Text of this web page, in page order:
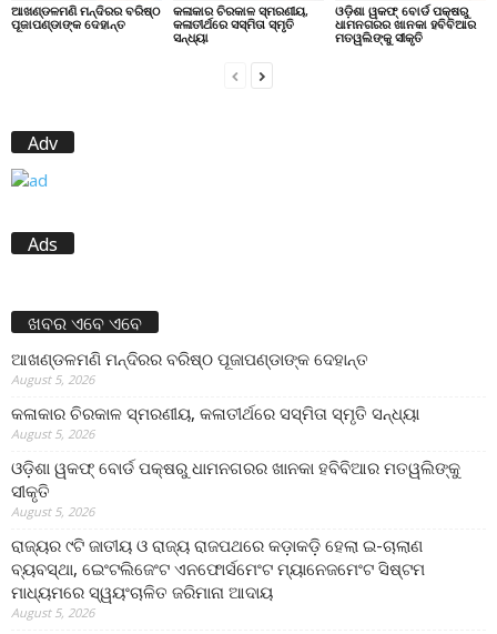
ଆଖଣ୍ଡଳମଣି ମନ୍ଦିରର ବରିଷ୍ଠ
ପୂଜାପଣ୍ଡାଙ୍କ ଦେହାନ୍ତ
କଳାକାର ଚିରକାଳ ସ୍ମରଣୀୟ,
କଳାତୀର୍ଥରେ ସସ୍ମିତା ସ୍ମୃତି
ସନ୍ଧ୍ୟା
ଓଡ଼ିଶା ୱକଫ୍ ବୋର୍ଡ ପକ୍ଷରୁ
ଧାମନଗରର ଖାନକା ହବିବିଆର
ମତୱଲିଙ୍କୁ ସୀକୃତି
Adv
Ads
ଖବର ଏବେ ଏବେ
ଆଖଣ୍ଡଳମଣି ମନ୍ଦିରର ବରିଷ୍ଠ ପୂଜାପଣ୍ଡାଙ୍କ ଦେହାନ୍ତ
August 5, 2026
କଳାକାର ଚିରକାଳ ସ୍ମରଣୀୟ, କଳାତୀର୍ଥରେ ସସ୍ମିତା ସ୍ମୃତି ସନ୍ଧ୍ୟା
August 5, 2026
ଓଡ଼ିଶା ୱକଫ୍ ବୋର୍ଡ ପକ୍ଷରୁ ଧାମନଗରର ଖାନକା ହବିବିଆର ମତୱଲିଙ୍କୁ
ସୀକୃତି
August 5, 2026
ରାଜ୍ୟର ୯ଟି ଜାତୀୟ ଓ ରାଜ୍ୟ ରାଜପଥରେ କଡ଼ାକଡ଼ି ହେଲା ଇ-ଚାଲାଣ
ବ୍ୟବସ୍ଥା, ଇେଂଟଲିଜେଂଟ ଏନଫୋର୍ସମେଂଟ ମ୍ୟାନେଜମେଂଟ ସିଷ୍ଟମ
ମାଧ୍ୟମରେ ସ୍ୱୟଂଚାଳିତ ଜରିମାନା ଆଦାୟ
August 5, 2026